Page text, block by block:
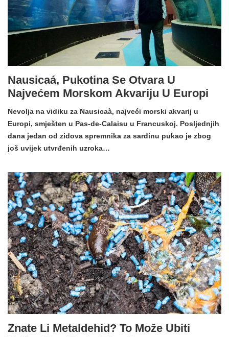
Nausicaá, Pukotina Se Otvara U
Najvećem Morskom Akvariju U Europi
Nevolja na vidiku za Nausicaà, najveći morski akvarij u
Europi, smješten u Pas-de-Calaisu u Francuskoj. Posljednjih
dana jedan od zidova spremnika za sardinu pukao je zbog
još uvijek utvrđenih uzroka…
Znate Li Metaldehid? To Može Ubiti